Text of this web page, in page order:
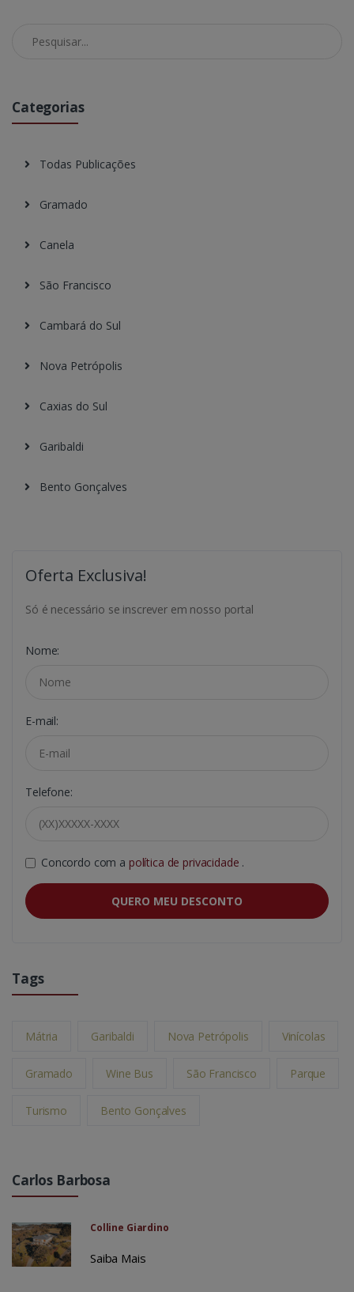
Pesquisar no Blog
Categorias
Todas Publicações
Gramado
Canela
São Francisco
Cambará do Sul
Nova Petrópolis
Caxias do Sul
Garibaldi
Bento Gonçalves
Oferta Exclusiva!
Só é necessário se inscrever em nosso portal
Nome:
E-mail:
Telefone:
Concordo com a política de privacidade .
QUERO MEU DESCONTO
Tags
Mátria Garibaldi Nova Petrópolis Vinícolas
Gramado Wine Bus São Francisco Parque
Turismo Bento Gonçalves
Carlos Barbosa
Colline Giardino
Saiba Mais